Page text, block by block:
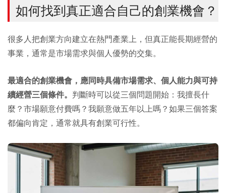
如何找到真正適合自己的創業機會？
很多人把創業方向建立在熱門產業上，但真正能長期經營的
事業，通常是市場需求與個人優勢的交集。
最適合的創業機會，應同時具備市場需求、個人能力與可持
續經營三個條件。 判斷時可以從三個問題開始：我擅長什
麼？市場願意付費嗎？我願意做五年以上嗎？如果三個答案
都偏向肯定，通常就具有創業可行性。